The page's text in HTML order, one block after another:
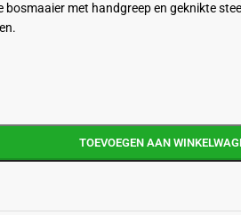
bosmaaier met handgreep en geknikte
TOEVOEGEN AAN